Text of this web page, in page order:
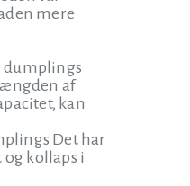
mere
dumplings
af
kan
Det har
kollaps i